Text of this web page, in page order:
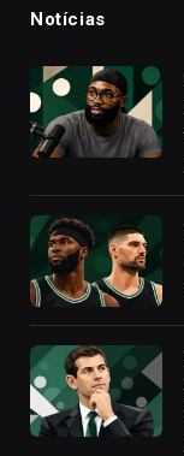
Notícias